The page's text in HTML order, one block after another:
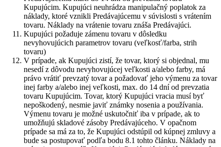
Kupujúcim. Kupujúci neuhrádza manipulačný poplatok za
náklady, ktoré vznikli Predávajúcemu v súvislosti s vrátením
tovaru. Náklady na vrátenie tovaru znáša Predávajúci.
Kupujúci požaduje zámenu tovaru v dôsledku
nevyhovujúcich parametrov tovaru (veľkosť/farba, strih
tovaru)
V prípade, ak Kupujúci zistí, že tovar, ktorý si objednal, mu
nesedí z dôvodu nevyhovujúcej veľkosti a/alebo farby, má
právo vrátiť prevzatý tovar a požadovať jeho výmenu za tovar
inej farby a/alebo inej veľkosti, max. do 14 dní od prevzatia
tovaru Kupujúcim. Tovar, ktorý Kupujúci vracia musí byť
nepoškodený, nesmie javiť známky nosenia a používania.
Výmenu tovaru je možné uskutočniť iba v prípade, ak to
umožňujú skladové zásoby Predávajúceho. V opačnom
prípade sa má za to, že Kupujúci odstúpil od kúpnej zmluvy a
bude sa postupovať podľa bodu 8.1 tohto článku. Náklady na